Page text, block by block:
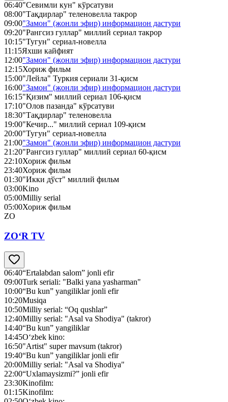
06:40"Севимли кун" кўрсатуви
08:00"Тақдирлар" теленовелла такрор
09:00"Замон" (жонли эфир) информацион дастури
09:20"Рангсиз гуллар" миллий сериал такрор
10:15"Тугун" сериал-новелла
11:15Яхши кайфият
12:00"Замон" (жонли эфир) информацион дастури
12:15Хориж фильм
15:00"Лейла" Туркия сериали 31-қисм
16:00"Замон" (жонли эфир) информацион дастури
16:15"Қизим" миллий сериал 106-қисм
17:10"Олов пазанда" кўрсатуви
18:30"Тақдирлар" теленовелла
19:00"Кечир..." миллий сериал 109-қисм
20:00"Тугун" сериал-новелла
21:00"Замон" (жонли эфир) информацион дастури
21:20"Рангсиз гуллар" миллий сериал 60-қисм
22:10Хориж фильм
23:40Хориж фильм
01:30"Икки дўст" миллий фильм
03:00Kino
05:00Milliy serial
05:00Хориж фильм
ZO
ZO‘R TV
06:40“Ertalabdan salom” jonli efir
09:00Turk seriali: "Balki yana yasharman"
10:00“Bu kun” yangiliklar jonli efir
10:20Musiqa
10:50Milliy serial: “Oq qushlar”
12:40Milliy serial: "Asal va Shodiya" (takror)
14:40“Bu kun” yangiliklar
14:45O‘zbek kino:
16:50"Artist" super mavsum (takror)
19:40“Bu kun” yangiliklar jonli efir
20:00Milliy serial: "Asal va Shodiya"
22:00“Uxlamaysizmi?” jonli efir
23:30Kinofilm:
01:15Kinofilm: